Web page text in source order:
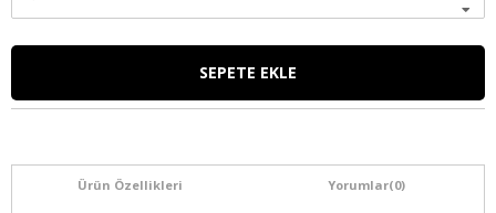
Ürün Özellikleri Yorumlar(0)